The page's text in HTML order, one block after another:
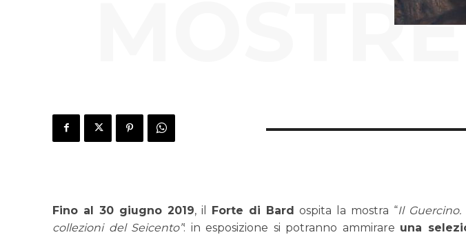
Fino al 30 giugno 2019, il Forte di Bard ospita la mostra “Il
collezioni del Seicento”: in esposizione si potranno ammirare una